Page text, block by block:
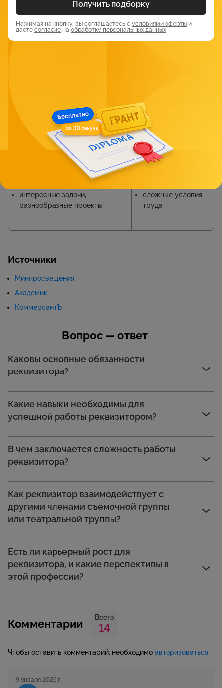
эстетический вкус.
Уровень заработной платы профессии
получает около 30 000 рублей в месяц.
Плюсы и минусы профессии реквизитор
Минусы
возможность работать без
профильного образования
интересные задачи,
разнообразные проекты
сложные условия
труда
Источники
Минпросвещения
Академик
КоммерсантЪ
Вопрос — ответ
Каковы основные обязанности
реквизитора?
Какие навыки необходимы для
успешной работы реквизитором?
В чем заключается сложность работы
реквизитора?
Как реквизитор взаимодействует с
другими членами съемочной группы
или театральной труппы?
Есть ли карьерный рост для
реквизитора, и какие перспективы в
этой профессии?
Комментарии Всего
14
Чтобы оставить комментарий, необходимо авторизоваться
9 января 2026 г.
Получить подборку
Нажимая на кнопку, вы соглашаетесь с условиями оферты и
даёте согласие наобработку персональных данных